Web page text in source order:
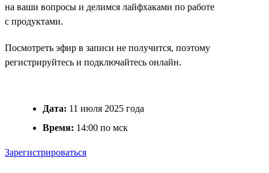
на ваши вопросы и делимся лайфхаками по работе
с продуктами.
Посмотреть эфир в записи не получится, поэтому
регистрируйтесь и подключайтесь онлайн.
Дата: 11 июля 2025 года
Время: 14:00 по мск
Зарегистрироваться